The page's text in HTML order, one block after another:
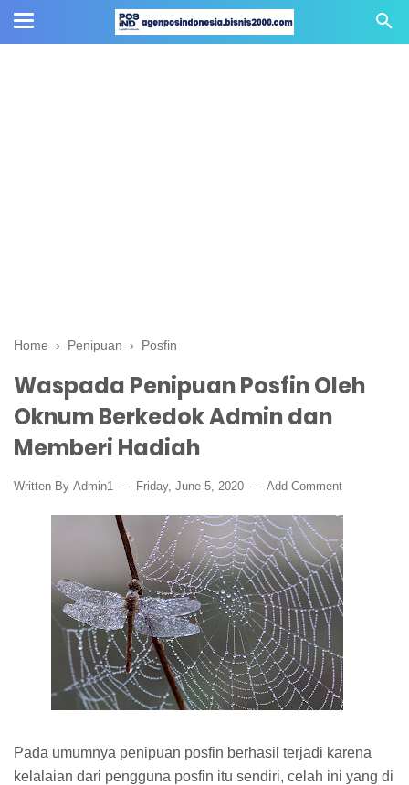
Home › Penipuan › Posfin
Waspada Penipuan Posfin Oleh
Oknum Berkedok Admin dan
Memberi Hadiah
Written By Admin1 Friday, June 5, 2020 Add Comment
Pada umumnya penipuan posfin berhasil terjadi karena
kelalaian dari pengguna posfin itu sendiri, celah ini yang di